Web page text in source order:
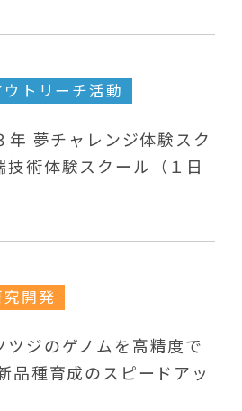
ウトリーチ活動
年 夢チャレンジ体験スク
術体験スクール（１日
究開発
ツジのゲノムを高精度で
品種育成のスピードアッ